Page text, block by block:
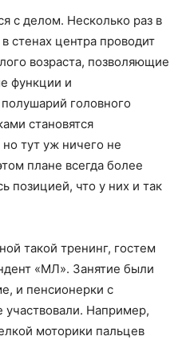
с делом. Несколько раз в
стенах центра проводит
возраста, позволяющие
функции и
головного
становятся
тут уж ничего не
плане всегда более
позицией, что у них и так
такой тренинг, гостем
«МЛ». Занятие были
и пенсионерки с
участвовали. Например,
моторики пальцев